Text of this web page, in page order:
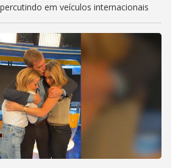
em veículos internacionais